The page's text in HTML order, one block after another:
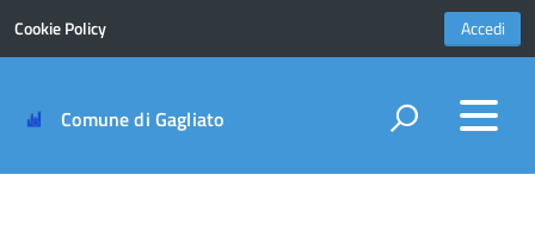
Cookie Policy Accedi
Comune di Gagliato